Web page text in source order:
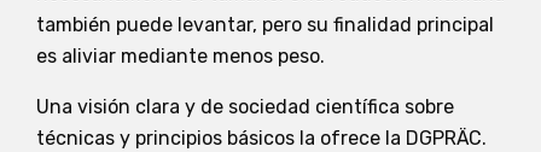
también puede levantar, pero su finalidad principal
es aliviar mediante menos peso.
Una visión clara y de sociedad científica sobre
técnicas y principios básicos la ofrece la DGPRÄC.